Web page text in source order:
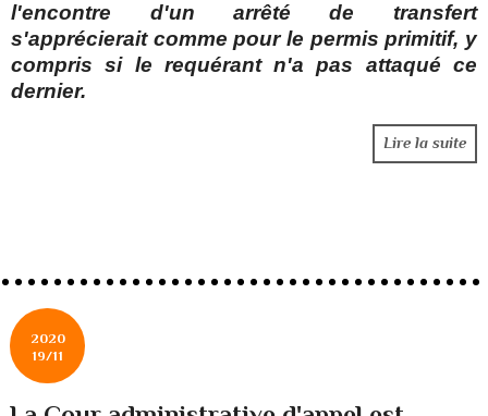
l'encontre d'un arrêté de transfert
s'apprécierait comme pour le permis primitif, y
compris si le requérant n'a pas attaqué ce
dernier.
Lire la suite
2020
19/11